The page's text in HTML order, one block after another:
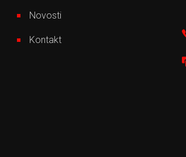
Novosti
Kontakt